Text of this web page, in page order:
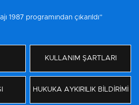
1987 programından çıkarıldı”
KULLANIM ŞARTLARI
HUKUKA AYKIRILIK BİLDİRİMİ